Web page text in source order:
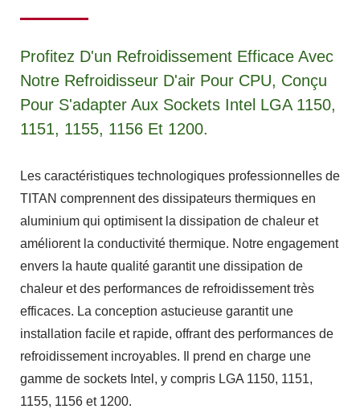
Profitez D'un Refroidissement Efficace Avec
Notre Refroidisseur D'air Pour CPU, Conçu
Pour S'adapter Aux Sockets Intel LGA 1150,
1151, 1155, 1156 Et 1200.
Les caractéristiques technologiques professionnelles de
TITAN comprennent des dissipateurs thermiques en
aluminium qui optimisent la dissipation de chaleur et
améliorent la conductivité thermique. Notre engagement
envers la haute qualité garantit une dissipation de
chaleur et des performances de refroidissement très
efficaces. La conception astucieuse garantit une
installation facile et rapide, offrant des performances de
refroidissement incroyables. Il prend en charge une
gamme de sockets Intel, y compris LGA 1150, 1151,
1155, 1156 et 1200.